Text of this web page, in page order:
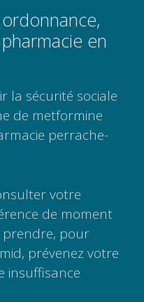
en
la sécurité sociale
de metformine
perrache-
votre
de moment
prendre, pour
prévenez votre
insuffisance